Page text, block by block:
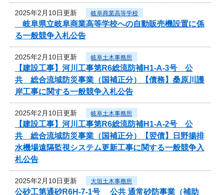
2025年2月10日更新 岐阜商業高等学校
岐阜県立岐阜商業高等学校への自動販売機設置に係
る一般競争入札公告
2025年2月10日更新 岐阜土木事務所
【建設工事】河川工事第R6総流防補H1-A-3号 公
共 総合流域防災事業（国補正分）【債務】桑原川護
岸工事に関する一般競争入札公告
2025年2月10日更新 岐阜土木事務所
【建設工事】河川工事第R6総流防補H1-A-2号 公
共 総合流域防災事業（国補正分）【翌債】日野揚排
水機場遠隔監視システム更新工事に関する一般競争入
札公告
2025年2月10日更新 大垣土木事務所
公砂工第通砂R6H-7-1号 公共 通常砂防事業（補助